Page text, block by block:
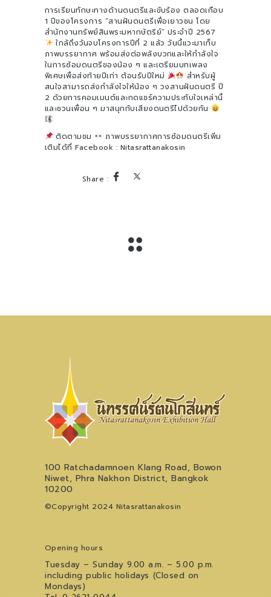
การเรียนทักษะทางด้านดนตรีและขับร้อง ตลอดเกือบ
1 ปีของโครงการ “สานฝันดนตรีเพื่อเยาวชน โดย
สำนักงานทรัพย์สินพระมหากษัตริย์” ประจำปี 2567
ใกล้ถึงวันจบโครงการปีที่ 2 แล้ว วันนี้แวะมาเก็บ
ภาพบรรยากาศ พร้อมส่งต่อพลังบวกและให้กำลังใจ
ในการซ้อมดนตรีของน้อง ๆ และเตรียมบทเพลง
พิเศษเพื่อส่งท้ายปีเก่า ต้อนรับปีใหม่
สำหรับผู้
สนใจสามารถส่งกำลังใจให้น้อง ๆ วงสานฝันดนตรี ปี
2 ด้วยการคอมเมนต์และกดแชร์ความประทับใจเหล่านี้
และชวนเพื่อน ๆ มาสนุกกับเสียงดนตรีไปด้วยกัน
ติดตามชม
ภาพบรรยากาศการซ้อมดนตรีเพิ่ม
เติมได้ที่ Facebook : Nitasrattanakosin
100 Ratchadamnoen Klang Road, Bowon
Niwet, Phra Nakhon District, Bangkok
10200
©Copyright 2024 Nitasrattanakosin
Opening hours
Tuesday – Sunday 9.00 a.m. – 5.00 p.m.
including public holidays (Closed on
Mondays)